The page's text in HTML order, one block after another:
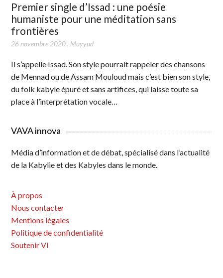
Premier single d’Issad : une poésie
humaniste pour une méditation sans
frontières
26 novembre 2020, Muyyud
Il s’appelle Issad. Son style pourrait rappeler des chansons
de Mennad ou de Assam Mouloud mais c’est bien son style,
du folk kabyle épuré et sans artifices, qui laisse toute sa
place à l’interprétation vocale…
VAVA innova
Média d’information et de débat, spécialisé dans l’actualité
de la Kabylie et des Kabyles dans le monde.
À propos
Nous contacter
Mentions légales
Politique de confidentialité
Soutenir VI